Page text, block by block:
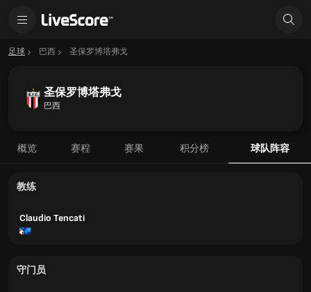
足球 巴西 圣保罗博塔弗戈
圣保罗博塔弗戈
巴西
概览 赛程 赛果 积分榜 球队阵容
教练
Claudio Tencati
守门员